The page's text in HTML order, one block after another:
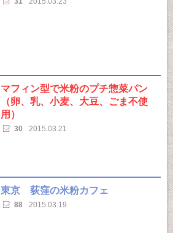
マフィン型で米粉のプチ惣菜パン
（卵、乳、小麦、大豆、ごま不使
用）
30 2015.03.21
東京 荻窪の米粉カフェ
88 2015.03.19